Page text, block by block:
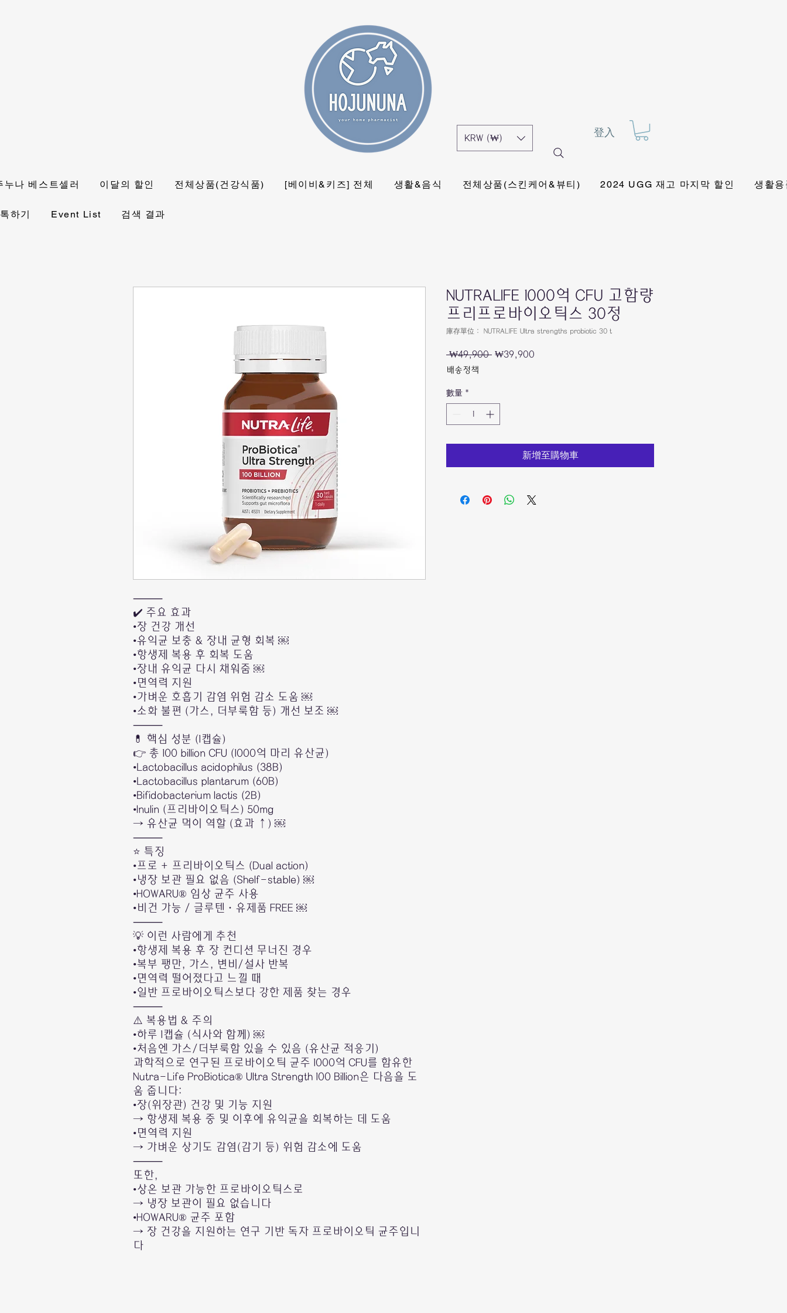
KRW (₩)
登入
누나 베스트셀러 이달의 할인 전체상품(건강식품) [베이비&키즈] 전체 생활&음식 전체상품(스킨케어&뷰티) 2024 UGG 재고 마지막 할인 생활
하기 Event List 검색 결과
⸻
✔️ 주요 효과
•장 건강 개선
•유익균 보충 & 장내 균형 회복 ￼
•항생제 복용 후 회복 도움
•장내 유익균 다시 채워줌 ￼
•면역력 지원
•가벼운 호흡기 감염 위험 감소 도움 ￼
•소화 불편 (가스, 더부룩함 등) 개선 보조 ￼
⸻
💊 핵심 성분 (1캡슐)
👉 총 100 billion CFU (1000억 마리 유산균)
•Lactobacillus acidophilus (38B)
•Lactobacillus plantarum (60B)
•Bifidobacterium lactis (2B)
•Inulin (프리바이오틱스) 50mg
→ 유산균 먹이 역할 (효과 ↑) ￼
⸻
⭐ 특징
•프로 + 프리바이오틱스 (Dual action)
•냉장 보관 필요 없음 (Shelf-stable) ￼
•HOWARU® 임상 균주 사용
•비건 가능 / 글루텐·유제품 FREE ￼
⸻
💡 이런 사람에게 추천
•항생제 복용 후 장 컨디션 무너진 경우
•복부 팽만, 가스, 변비/설사 반복
•면역력 떨어졌다고 느낄 때
•일반 프로바이오틱스보다 강한 제품 찾는 경우
⸻
⚠️ 복용법 & 주의
•하루 1캡슐 (식사와 함께) ￼
•처음엔 가스/더부룩함 있을 수 있음 (유산균 적응기)
과학적으로 연구된 프로바이오틱 균주 1000억 CFU를 함유한
Nutra-Life ProBiotica® Ultra Strength 100 Billion은 다음을 도
움 줍니다:
•장(위장관) 건강 및 기능 지원
→ 항생제 복용 중 및 이후에 유익균을 회복하는 데 도움
•면역력 지원
→ 가벼운 상기도 감염(감기 등) 위험 감소에 도움
⸻
또한,
•상온 보관 가능한 프로바이오틱스로
→ 냉장 보관이 필요 없습니다
•HOWARU® 균주 포함
→ 장 건강을 지원하는 연구 기반 독자 프로바이오틱 균주입니
다
NUTRALIFE 1000억 CFU 고함량
프리프로바이오틱스 30정
庫存單位： NUTRALIFE Ultra strengths probiotic 30 t
₩49,900 一₩39,900
배송정책
數量 *
新增至購物車